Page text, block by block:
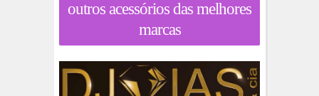
outros acessórios das melhores
marcas